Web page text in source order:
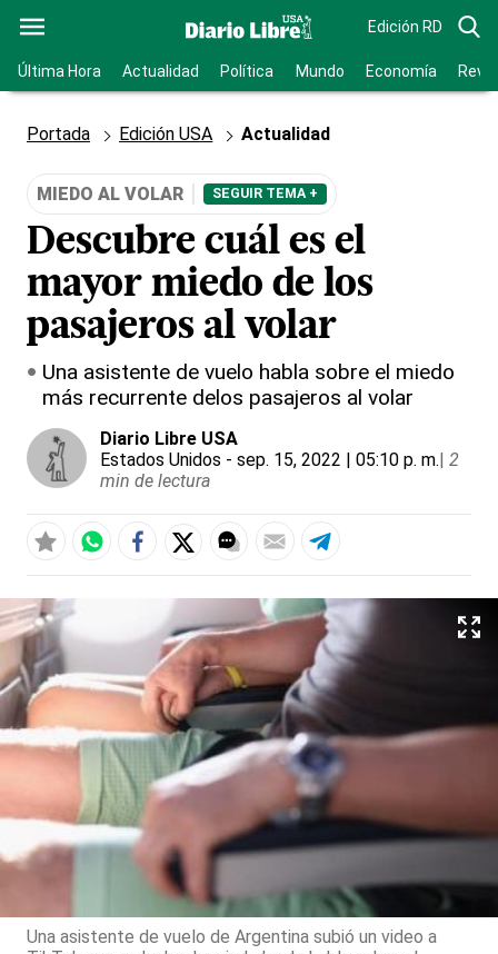
Edición RD
Última Hora Actualidad Política Mundo Economía
Portada Edición USA Actualidad
MIEDO AL VOLAR SEGUIR TEMA +
Descubre cuál es el
mayor miedo de los
pasajeros al volar
Una asistente de vuelo habla sobre el miedo
más recurrente delos pasajeros al volar
Diario Libre USA
Estados Unidos - sep. 15, 2022 | 05:10 p. m.| 2
min de lectura
Una asistente de vuelo de Argentina subió un video a